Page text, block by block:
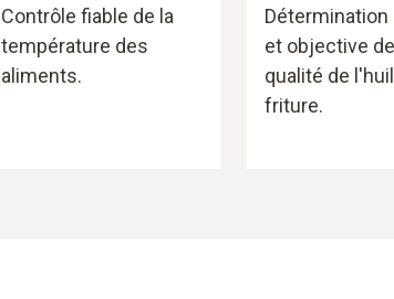
Contrôle fiable de la
température des
aliments.
Détermination
et objective
qualité de
friture.